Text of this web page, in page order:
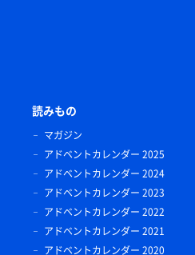
読みもの
マガジン
アドベントカレンダー 2025
アドベントカレンダー 2024
アドベントカレンダー 2023
アドベントカレンダー 2022
アドベントカレンダー 2021
アドベントカレンダー 2020